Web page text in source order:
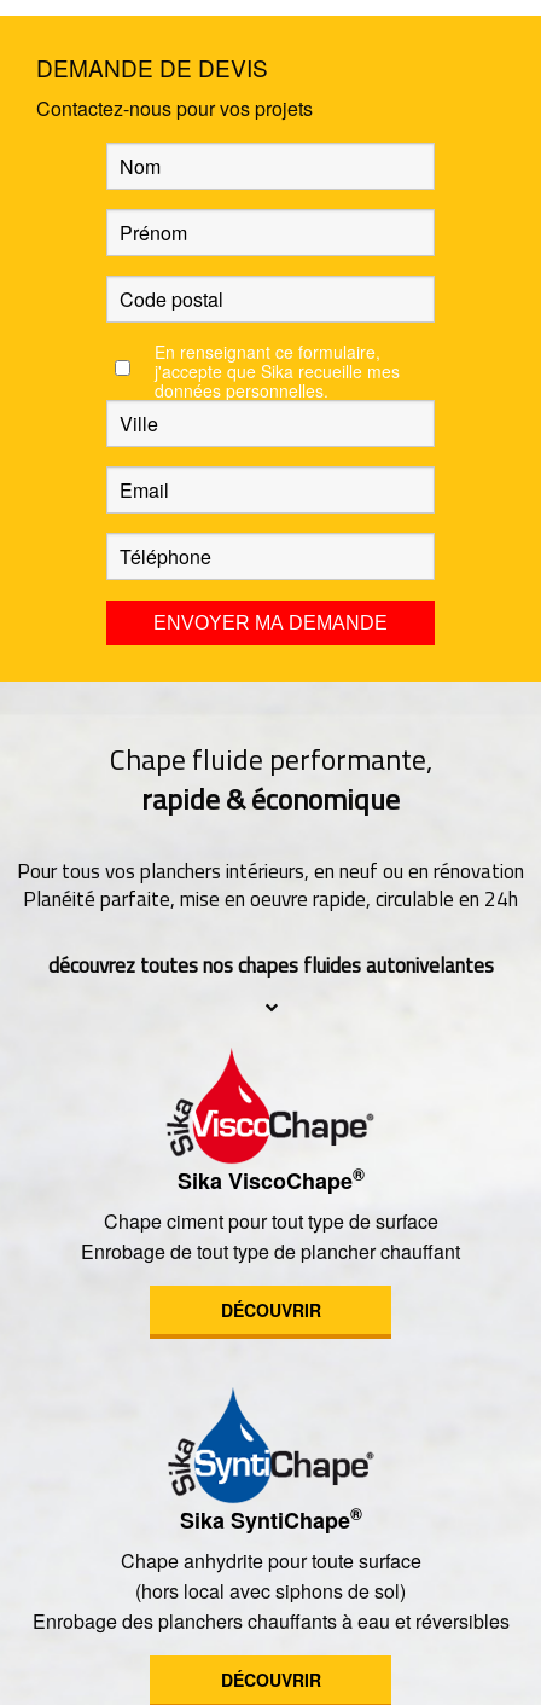
DEMANDE DE DEVIS
Contactez-nous pour vos projets
En renseignant ce formulaire,
j'accepte que Sika recueille mes
données personnelles.
Chape fluide performante,
rapide & économique
Pour tous vos planchers intérieurs, en neuf ou en rénovation
Planéité parfaite, mise en oeuvre rapide, circulable en 24h
découvrez toutes nos chapes fluides autonivelantes
Sika ViscoChape®
Chape ciment pour tout type de surface
Enrobage de tout type de plancher chauffant
DÉCOUVRIR
Sika SyntiChape®
Chape anhydrite pour toute surface
(hors local avec siphons de sol)
Enrobage des planchers chauffants à eau et réversibles
DÉCOUVRIR